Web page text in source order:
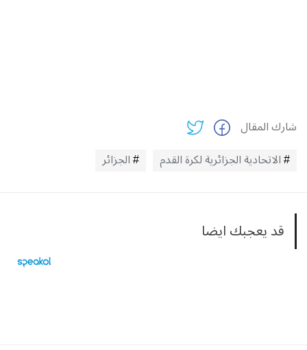
شارك المقال
الاتحادية الجزائرية لكرة القدم
الجزائر
قد يعجبك ايضا